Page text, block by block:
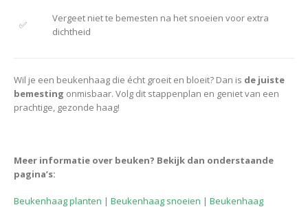
✅
Vergeet niet te bemesten na het snoeien voor extra
dichtheid
Wil je een beukenhaag die écht groeit en bloeit? Dan is de juiste
bemesting onmisbaar. Volg dit stappenplan en geniet van een
prachtige, gezonde haag!
Meer informatie over beuken? Bekijk dan onderstaande
pagina’s:
Beukenhaag planten | Beukenhaag snoeien | Beukenhaag